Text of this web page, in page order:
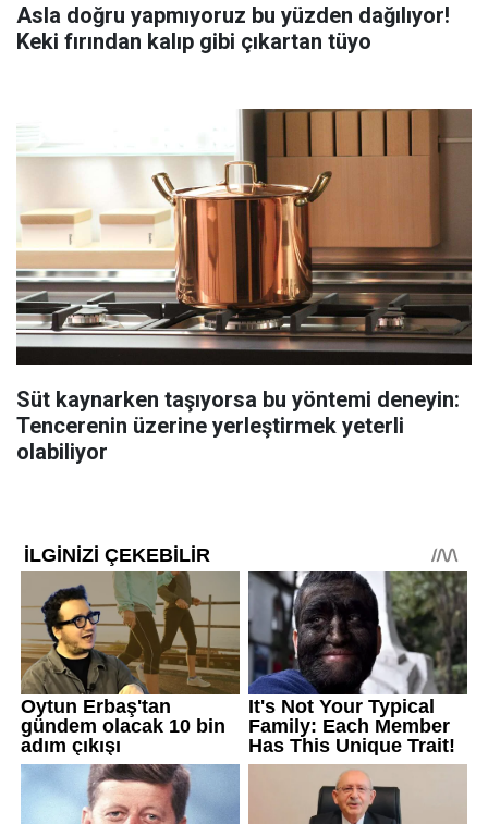
Asla doğru yapmıyoruz bu yüzden dağılıyor!
Keki fırından kalıp gibi çıkartan tüyo
Süt kaynarken taşıyorsa bu yöntemi deneyin:
Tencerenin üzerine yerleştirmek yeterli
olabiliyor